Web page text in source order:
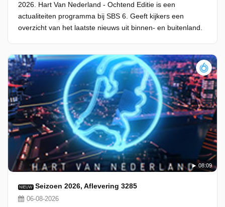
2026. Hart Van Nederland - Ochtend Editie is een
actualiteiten programma bij SBS 6. Geeft kijkers een
overzicht van het laatste nieuws uit binnen- en buitenland.
08:09
NIEUW Seizoen 2026, Aflevering 3285
06-08-2026